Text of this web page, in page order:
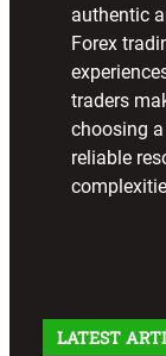
authentic
Forex
traders
choosing a
reliable
LATEST